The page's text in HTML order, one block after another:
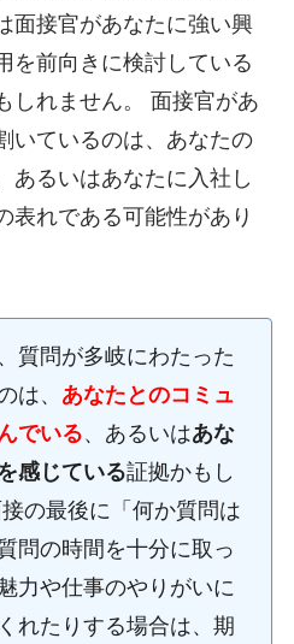
面接官があなたに強い興
を前向きに検討している
しれません。 面接官があ
いているのは、あなたの
あるいはあなたに入社し
表れである可能性があり
質問が多岐にわたった
は、 あなたとのコミュ
でいる、あるいはあな
感じている証拠かもし
の最後に「何か質問は
問の時間を十分に取っ
力や仕事のやりがいに
れたりする場合は、期